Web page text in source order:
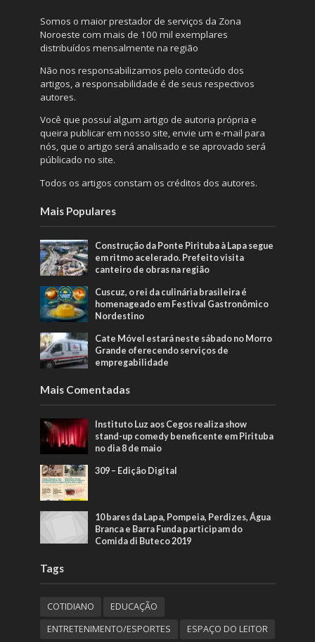
Somos o maior prestador de serviços da Zona
Noroeste com mais de 100 mil exemplares
distribuídos mensalmente na região
Não nos responsabilizamos pelo conteúdo dos
artigos, a responsabilidade é de seus respectivos
autores.
Você que possuí algum artigo de autoria própria e
queira publicar em nosso site, envie um e-mail para
nós, que o artigo será analisado e se aprovado será
públicado no site.
Todos os artigos constam os créditos dos autores.
Mais Populares
Construção da Ponte Pirituba à Lapa segue
em ritmo acelerado. Prefeito visita
canteiro de obras na região
Cuscuz, o rei da culinária brasileira é
homenageado em Festival Gastronômico
Nordestino
Cate Móvel estará neste sábado no Morro
Grande oferecendo serviços de
empregabilidade
Mais Comentadas
Instituto Luz aos Cegos realiza show
stand-up comedy beneficente em Pirituba
no dia 8 de maio
309 – Edição Digital
10 bares da Lapa, Pompeia, Perdizes, Água
Branca e Barra Funda participam do
Comida di Buteco 2019
Tags
COTIDIANO
EDUCAÇÃO
ENTRETENIMENTO/ESPORTES
ESPAÇO DO LEITOR